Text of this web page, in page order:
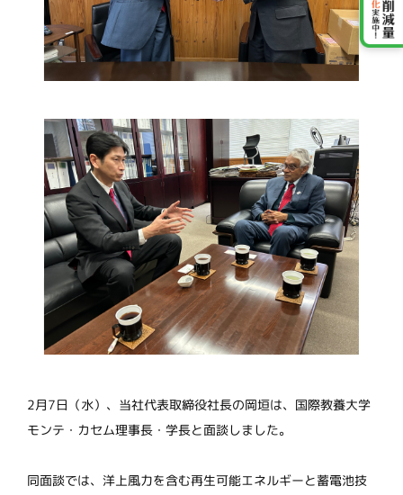
2月7日（水）、当社代表取締役社長の岡垣は、国際教養大学
モンテ・カセム理事長・学長と面談しました。
同面談では、洋上風力を含む再生可能エネルギーと蓄電池技